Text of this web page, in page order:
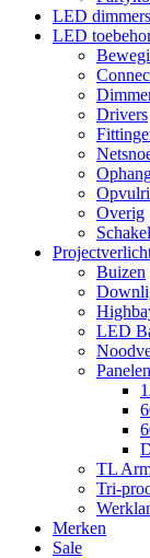
LED dimmers
LED
Drivers
Overig
Buizen
LED
Panelen
TL
Tri-
Merken
Sale